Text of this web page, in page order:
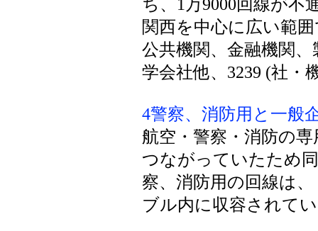
ち、1万9000回線が不
関西を中心に広い範
公共機関、金融機関
学会社他、3239 (社・
4警察、消防用と一般
航空・警察・消防の
つながっていたため
察、消防用の回線は
ブル内に収容されて